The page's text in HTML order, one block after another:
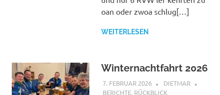
oan oder zwoa schlug[…]
WEITERLESEN
Winternachtfahrt 2026
7. FEBRUAR 2026
DIETMAR
BERICHTE, RÜCKBLICK